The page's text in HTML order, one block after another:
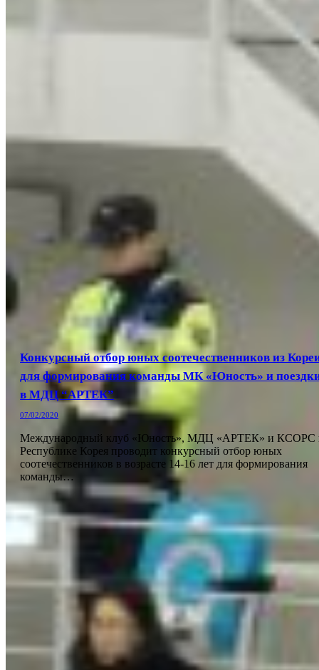
Конкурсный отбор юных соотечественников из
для формирования команды МК «Юность» и
в МДЦ “АРТЕК”
07/02/2020
Международный клуб «Юность», МДЦ «АРТЕК» и КСОРС
Республике Корея проводит конкурсный отбор юных
соотечественников в возрасте 14-16 лет для формирования
команды…